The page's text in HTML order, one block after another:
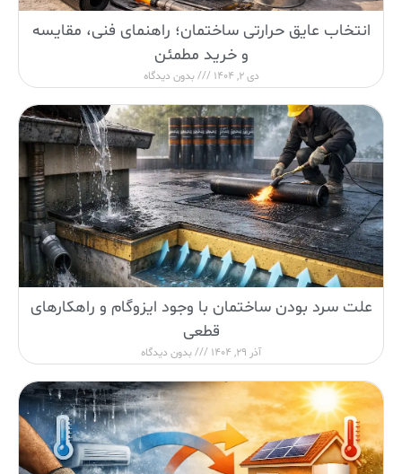
انتخاب عایق حرارتی ساختمان؛ راهنمای فنی، مقایسه
و خرید مطمئن
دی 2, 1404 بدون دیدگاه
علت سرد بودن ساختمان با وجود ایزوگام و راهکارهای
قطعی
آذر 29, 1404 بدون دیدگاه